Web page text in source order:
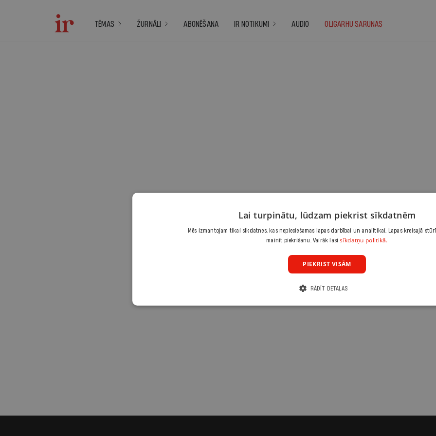
TĒMAS ŽURNĀLI ABONĒŠANA IR NOTIKUMI AUDIO OLIGARHU SARUNAS
Lai turpinātu, lūdzam piekrist sīkdatnēm
Mēs izmantojam tikai sīkdatnes, kas nepieciešamas lapas darbībai un analītikai. Lapas kreisajā
mainīt piekrišanu. Vairāk lasisīkdatņu politikā.
PIEKRIST VISĀM
RĀDĪT DETAĻAS